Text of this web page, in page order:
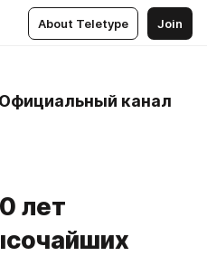
About Teletype Join
Официальный канал
лет